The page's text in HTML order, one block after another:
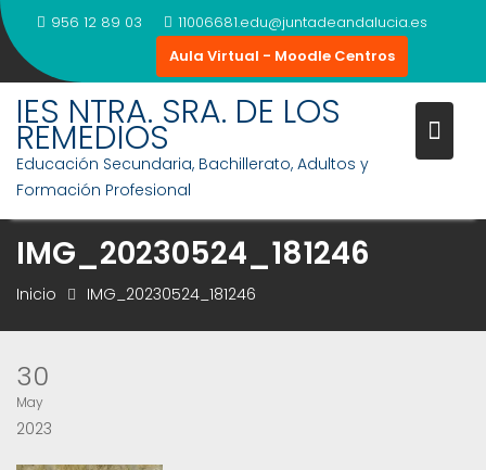
Saltar
al
contenido
956 12 89 03
11006681.edu@juntadeandalucia.es
Aula Virtual - Moodle Centros
IES NTRA. SRA. DE LOS
REMEDIOS
Educación Secundaria, Bachillerato, Adultos y
Formación Profesional
IMG_20230524_181246
Inicio IMG_20230524_181246
30
May
2023